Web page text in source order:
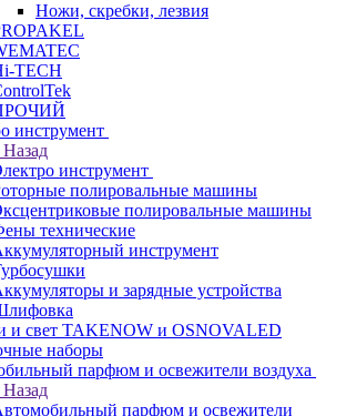
Ножи, скребки, лезвия
TECH
инструмент
Назад
инструмент
полировальные машины
полировальные машины
технические
инструмент
и зарядные устройства
и свет TAKENOW и OSNOVALED
наборы
парфюм и освежители воздуха
Назад
парфюм и освежители